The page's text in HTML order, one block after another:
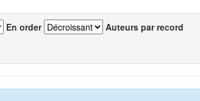
En order Auteurs par record